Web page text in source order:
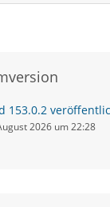
153.0.2
2026 um 22:28